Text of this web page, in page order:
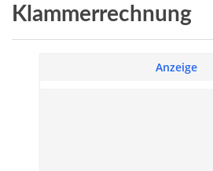
Klammerrechnung
Anzeige